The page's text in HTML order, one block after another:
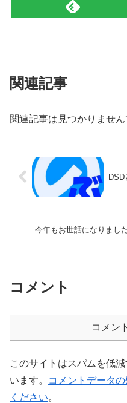
関連記事
関連記事は見つかりません
DSD
今年もお世話になりまし
コメント
コメン
このサイトはスパムを低
います。
コメントデータ
ください。